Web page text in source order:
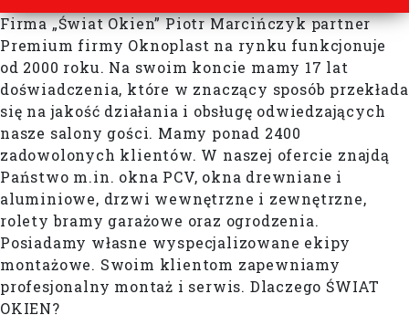
Firma „Świat Okien” Piotr Marcińczyk partner
Premium firmy Oknoplast na rynku funkcjonuje
od 2000 roku. Na swoim koncie mamy 17 lat
doświadczenia, które w znaczący sposób przekłada
się na jakość działania i obsługę odwiedzających
nasze salony gości. Mamy ponad 2400
zadowolonych klientów. W naszej ofercie znajdą
Państwo m.in. okna PCV, okna drewniane i
aluminiowe, drzwi wewnętrzne i zewnętrzne,
rolety bramy garażowe oraz ogrodzenia.
Posiadamy własne wyspecjalizowane ekipy
montażowe. Swoim klientom zapewniamy
profesjonalny montaż i serwis. Dlaczego ŚWIAT
OKIEN?